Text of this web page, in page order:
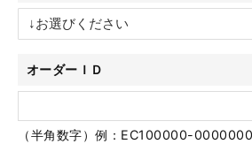
オーダーＩＤ
（半角数字）例：EC100000-